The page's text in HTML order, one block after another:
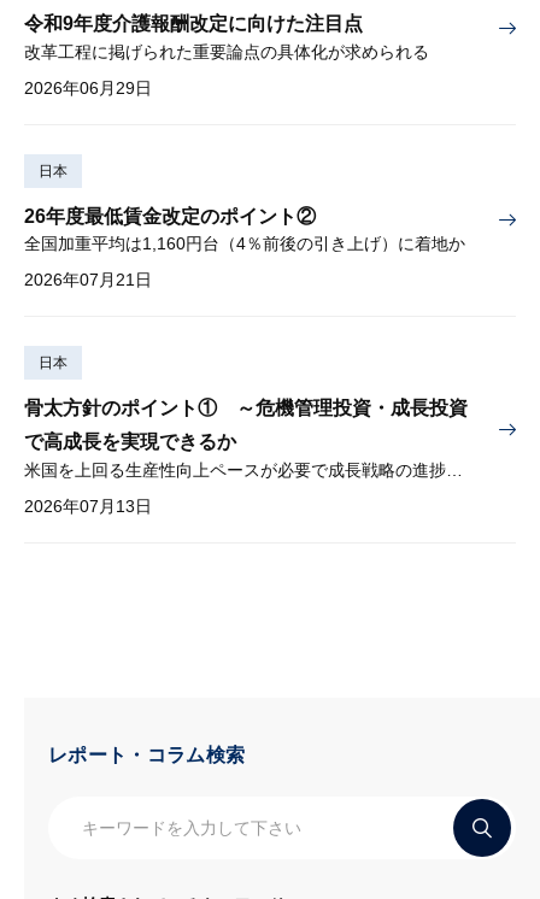
令和9年度介護報酬改定に向けた注目点
改革工程に掲げられた重要論点の具体化が求められる
2026年06月29日
日本
26年度最低賃金改定のポイント②
全国加重平均は1,160円台（4％前後の引き上げ）に着地か
2026年07月21日
日本
骨太方針のポイント① ～危機管理投資・成長投資
で高成長を実現できるか
2026年07月13日
レポート・コラム検索